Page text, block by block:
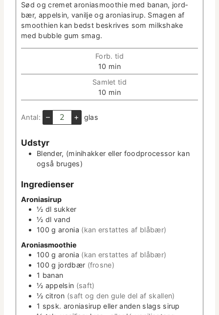
Sød og cremet aro­ni­as­mooth­ie med banan, jord­
bær, appelsin, vanil­je og aro­ni­asirup. Sma­gen af
smooth­ien kan bedst beskrives som milk­shake
med bub­ble gum smag.
Forb. tid
10 m
i
n
min
Sam­let tid
10 m
i
­
min
Antal: – + glas
Udstyr
Blender, (mini­hakker eller food­proces­sor kan
også bruges)
Ingre­di­enser
Aro­ni­asirup
½ dl sukker
½ dl vand
100 g aro­nia (kan erstattes af blåbær)
Aro­ni­as­mooth­ie
100 g aro­nia (kan erstattes af blåbær)
100 g jord­bær (frosne)
1 banan
½ appelsin (saft)
½ cit­ron (saft og den gule del af skallen)
1 spsk. aro­ni­asirup eller anden slags sirup